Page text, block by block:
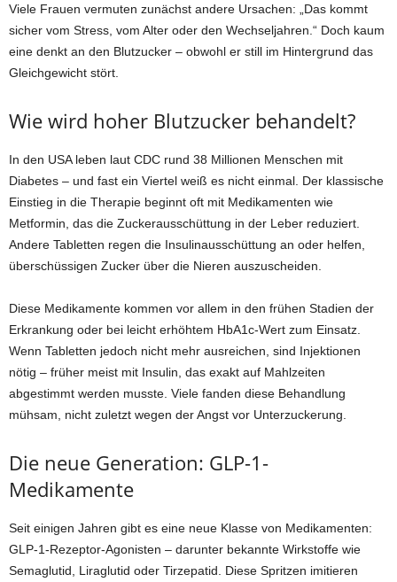
Viele Frauen vermuten zunächst andere Ursachen: „Das kommt
sicher vom Stress, vom Alter oder den Wechseljahren.“ Doch kaum
eine denkt an den Blutzucker – obwohl er still im Hintergrund das
Gleichgewicht stört.
Wie wird hoher Blutzucker behandelt?
In den USA leben laut CDC rund 38 Millionen Menschen mit
Diabetes – und fast ein Viertel weiß es nicht einmal. Der klassische
Einstieg in die Therapie beginnt oft mit Medikamenten wie
Metformin, das die Zuckerausschüttung in der Leber reduziert.
Andere Tabletten regen die Insulinausschüttung an oder helfen,
überschüssigen Zucker über die Nieren auszuscheiden.
Diese Medikamente kommen vor allem in den frühen Stadien der
Erkrankung oder bei leicht erhöhtem HbA1c-Wert zum Einsatz.
Wenn Tabletten jedoch nicht mehr ausreichen, sind Injektionen
nötig – früher meist mit Insulin, das exakt auf Mahlzeiten
abgestimmt werden musste. Viele fanden diese Behandlung
mühsam, nicht zuletzt wegen der Angst vor Unterzuckerung.
Die neue Generation: GLP-1-
Medikamente
Seit einigen Jahren gibt es eine neue Klasse von Medikamenten:
GLP-1-Rezeptor-Agonisten – darunter bekannte Wirkstoffe wie
Semaglutid, Liraglutid oder Tirzepatid. Diese Spritzen imitieren